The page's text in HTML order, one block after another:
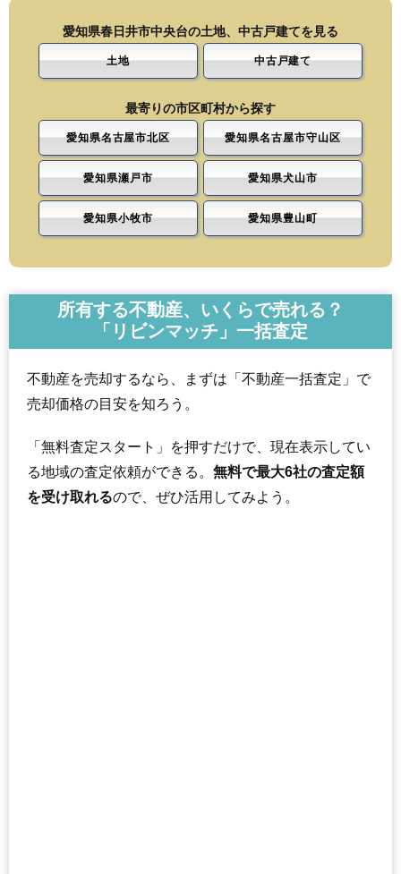
愛知県春日井市中央台の土地、中古戸建てを見る
土地 中古戸建て
最寄りの市区町村から探す
愛知県名古屋市北区 愛知県名古屋市守山区
愛知県瀬戸市 愛知県犬山市
愛知県小牧市 愛知県豊山町
所有する不動産、いくらで売れる？
「リビンマッチ」一括査定
不動産を売却するなら、まずは「不動産一括査定」で
売却価格の目安を知ろう。
「無料査定スタート」を押すだけで、現在表示してい
る地域の査定依頼ができる。 無料で最大6社の査定額
を受け取れるので、ぜひ活用してみよう。